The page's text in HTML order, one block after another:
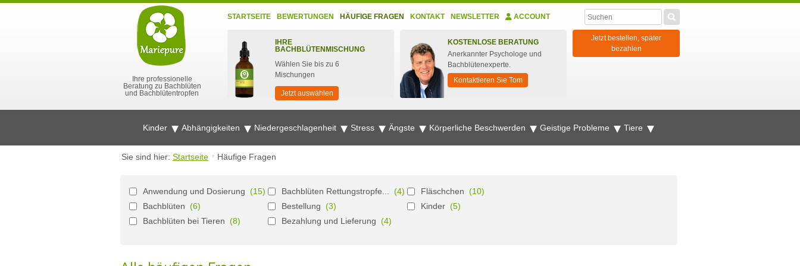
Ihre professionelle
Beratung zu Bachblüten
und Bachblütentropfen
STARTSEITE BEWERTUNGEN HÄUFIGE FRAGEN KONTAKT NEWSLETTER ACCOUNT
IHRE
BACHBLÜTENMISCHUNG
Wählen Sie bis zu 6
Mischungen
Jetzt auswählen
KOSTENLOSE BERATUNG
Anerkannter Psychologe und
Bachblütenexperte.
Kontaktieren Sie Tom
Jetzt bestellen, später
bezahlen
Kinder Abhängigkeiten Niedergeschlagenheit Stress Ängste Körperliche Beschwerden Geistige Probleme Tiere
Sie sind hier: Startseite Häufige Fragen
Anwendung und Dosierung (15)
Bachblüten (6)
Bachblüten bei Tieren (8)
Bachblüten Rettungstropfe...
(4)
Bestellung (3)
Bezahlung und Lieferung (4)
Fläschchen (10)
Kinder (5)